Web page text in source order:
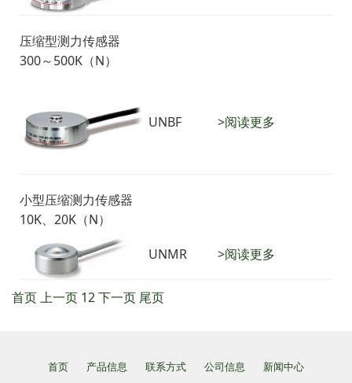
压缩型测力传感器
300～500K（N）
UNBF >阅读更多
小型压缩测力传感器
10K、20K（N）
UNMR >阅读更多
首页上一页 12下一页 尾页
首页 产品信息 联系方式 公司信息 新闻中心